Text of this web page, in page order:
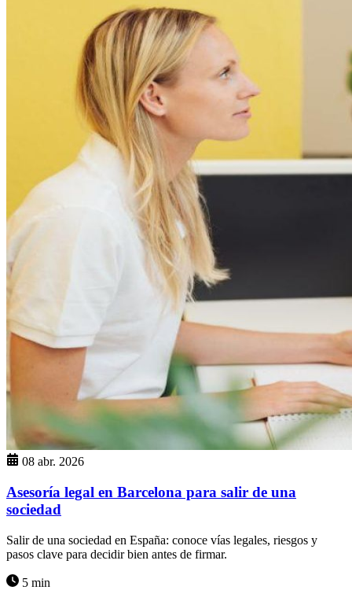
08 abr. 2026
Asesoría legal en Barcelona para salir de una
sociedad
Salir de una sociedad en España: conoce vías legales, riesgos y
pasos clave para decidir bien antes de firmar.
5 min